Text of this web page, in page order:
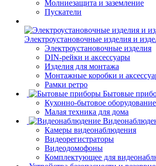
Молниезащита и заземление
Пускатели
Электроустановочные изделия и
Электроустановочные изделия
DIN-рейки и аксессуары
Изделия для монтажа
Монтажные коробки и
Рамки ретро
Бытовые
Кухонно-бытовое оборудование
Малая техника для дома
Камеры видеонаблюдения
Видеорегистраторы
Видеодомофоны
Комплектующее для